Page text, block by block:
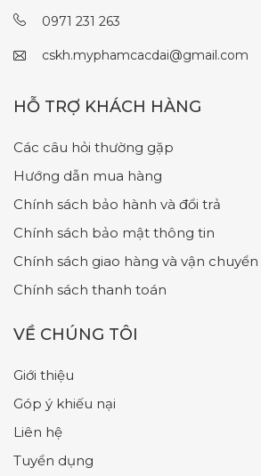
0971 231 263
cskh.myphamcacdai@gmail.com
HỖ TRỢ KHÁCH HÀNG
Các câu hỏi thường gặp
Hướng dẫn mua hàng
Chính sách bảo hành và đổi trả
Chính sách bảo mật thông tin
Chính sách giao hàng và vận chuyển
Chính sách thanh toán
VỀ CHÚNG TÔI
Giới thiệu
Góp ý khiếu nại
Liên hệ
Tuyển dụng